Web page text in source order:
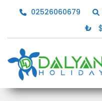
02526060679
₺ $